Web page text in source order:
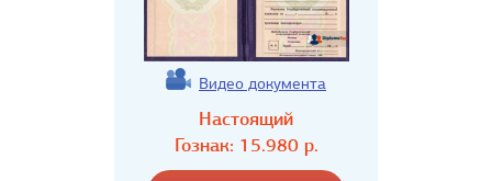
Видео документа
Настоящий
Гознак: 15.980р.